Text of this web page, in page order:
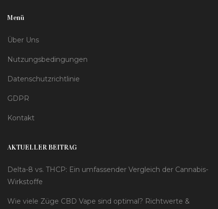
Menü
Über Uns
Nutzungsbedingungen
Datenschutzrichtlinie
GDPR
Kontakt
AKTUELLER BEITRAG
Delta-8 vs. THCP: Ein umfassender Vergleich der Cannabis-
Wirkstoffe
Wie viele Züge CBD Vape sind optimal? Richtwerte &